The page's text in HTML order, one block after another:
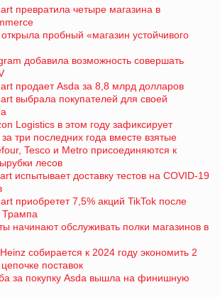
превратила четыре магазина в
пробный «магазин устойчивого
добавила возможность совершать
продает Asda за 8,8 млрд долларов
выбрала покупателей для своей
Logistics в этом году зафиксирует
три последних года вместе взятые
Tesco и Metro присоединяются к
лесов
испытывает доставку тестов на COVID-19
приобретет 7,5% акций TikTok после
Трампа
начинают обслуживать полки магазинов в
собирается к 2024 году экономить 2
поставок
за покупку Asda вышла на финишную